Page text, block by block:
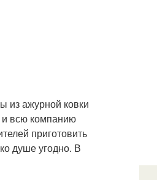
из ажурной ковки
и всю компанию
приготовить
душе угодно. В